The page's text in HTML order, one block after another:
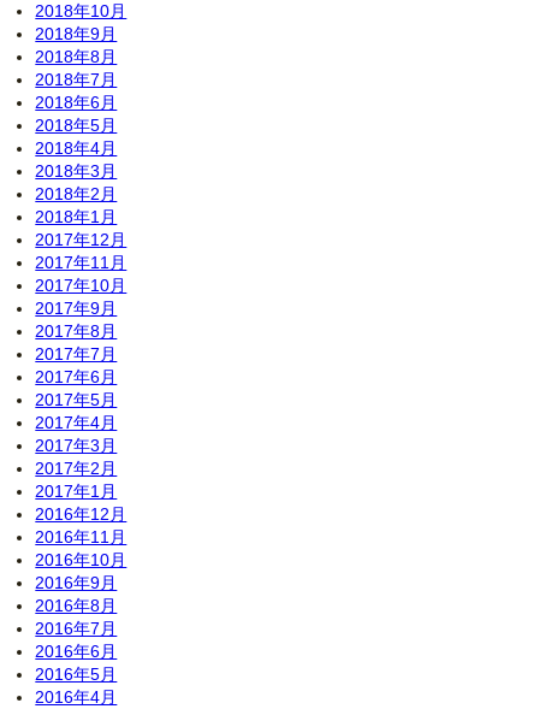
2018年10月
2018年9月
2018年8月
2018年7月
2018年6月
2018年5月
2018年4月
2018年3月
2018年2月
2018年1月
2017年12月
2017年11月
2017年10月
2017年9月
2017年8月
2017年7月
2017年6月
2017年5月
2017年4月
2017年3月
2017年2月
2017年1月
2016年12月
2016年11月
2016年10月
2016年9月
2016年8月
2016年7月
2016年6月
2016年5月
2016年4月